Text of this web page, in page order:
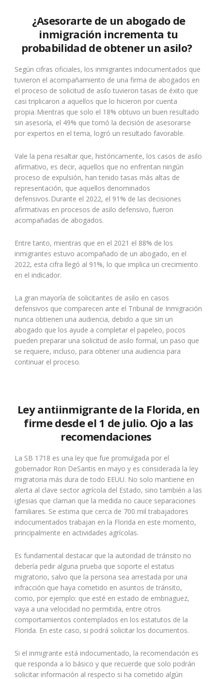
¿Asesorarte de un abogado de
inmigración incrementa tu
probabilidad de obtener un asilo?
Según cifras oficiales, los inmigrantes indocumentados que
tuvieron el acompañamiento de una firma de abogados en
el proceso de solicitud de asilo tuvieron tasas de éxito que
casi triplicaron a aquellos que lo hicieron por cuenta
propia. Mientras que solo el 18% obtuvo un buen resultado
sin asesoría, el 49% que tomó la decisión de asesorarse
por expertos en el tema, logró un resultado favorable.
Vale la pena resaltar que, históricamente, los casos de asilo
afirmativo, es decir, aquellos que no enfrentan ningún
proceso de expulsión, han tenido tasas más altas de
representación, que aquellos denominados
defensivos. Durante el 2022, el 91% de las decisiones
afirmativas en procesos de asilo defensivo, fueron
acompañadas de abogados.
Entre tanto, mientras que en el 2021 el 88% de los
inmigrantes estuvo acompañado de un abogado, en el
2022, esta cifra llegó al 91%, lo que implica un crecimiento
en el indicador.
La gran mayoría de solicitantes de asilo en casos
defensivos que comparecen ante el Tribunal de Inmigración
nunca obtienen una audiencia, debido a que sin un
abogado que los ayude a completar el papeleo, pocos
pueden preparar una solicitud de asilo formal, un paso que
se requiere, incluso, para obtener una audiencia para
continuar el proceso.
Ley antiinmigrante de la Florida, en
firme desde el 1 de julio. Ojo a las
recomendaciones
La SB 1718 es una ley que fue promulgada por el
gobernador Ron DeSantis en mayo y es considerada la ley
migratoria más dura de todo EEUU. No solo mantiene en
alerta al clave sector agrícola del Estado, sino también a las
iglesias que claman que la medida no cauce separaciones
familiares. Se estima que cerca de 700 mil trabajadores
indocumentados trabajan en la Florida en este momento,
principalmente en actividades agrícolas.
Es fundamental destacar que la autoridad de tránsito no
debería pedir alguna prueba que soporte el estatus
migratorio, salvo que la persona sea arrestada por una
infracción que haya cometido en asuntos de tránsito,
como, por ejemplo: que esté en estado de embriaguez,
vaya a una velocidad no permitida, entre otros
comportamientos contemplados en los estatutos de la
Florida. En este caso, si podrá solicitar los documentos.
Si el inmigrante está indocumentado, la recomendación es
que responda a lo básico y que recuerde que solo podrán
solicitar información al respecto si ha cometido algún